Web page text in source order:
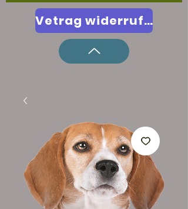
Vetrag widerrufen